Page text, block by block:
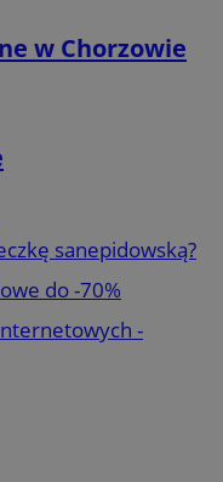
w Chorzowie
sanepidowską?
do -70%
-